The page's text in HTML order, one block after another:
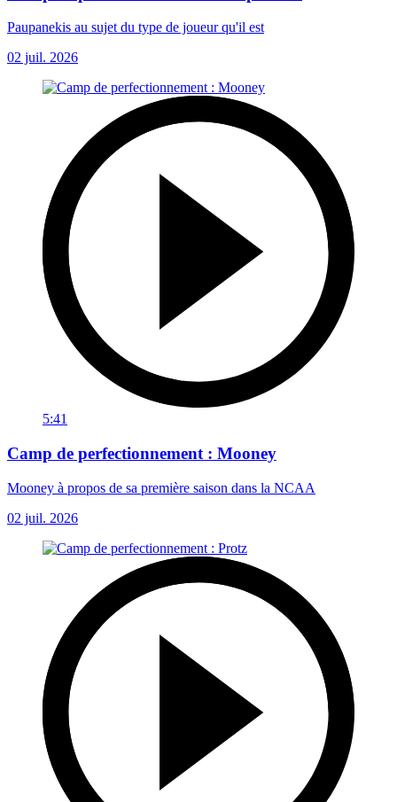
Paupanekis au sujet du type de joueur qu'il est
02 juil. 2026
5:41
Camp de perfectionnement : Mooney
Mooney à propos de sa première saison dans la NCAA
02 juil. 2026